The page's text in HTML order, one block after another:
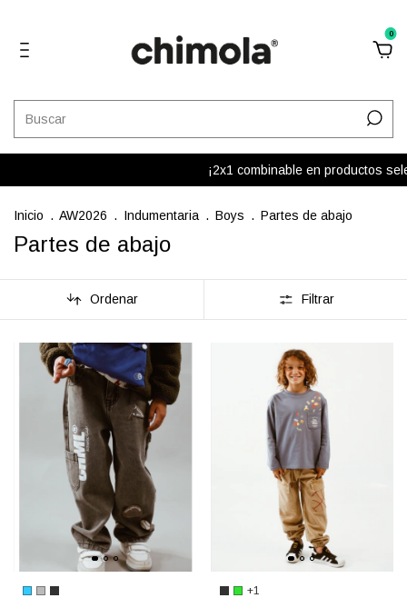
0
¡2x1 combinable en productos
Inicio . AW2026 . Indumentaria . Boys . Partes de abajo
Partes de abajo
Ordenar Filtrar
+1